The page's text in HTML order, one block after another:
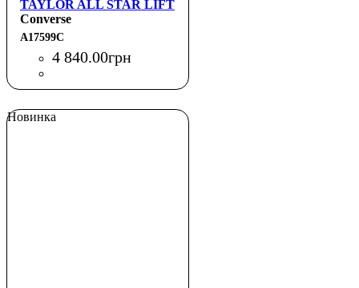
TAYLOR ALL STAR LIFT
HI GROOVY APPLIQUES
Converse
A17599C
4 840.00грн
Новинка